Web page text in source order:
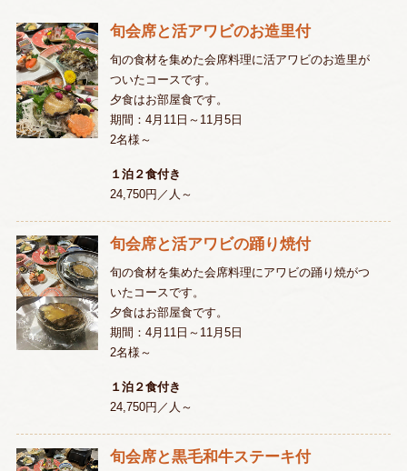
旬会席と活アワビのお造里付
旬の食材を集めた会席料理に活アワビのお造里が
ついたコースです。
夕食はお部屋食です。
期間：4月11日～11月5日
2名様～
１泊２食付き
24,750円／人～
旬会席と活アワビの踊り焼付
旬の食材を集めた会席料理にアワビの踊り焼がつ
いたコースです。
夕食はお部屋食です。
期間：4月11日～11月5日
2名様～
１泊２食付き
24,750円／人～
旬会席と黒毛和牛ステーキ付